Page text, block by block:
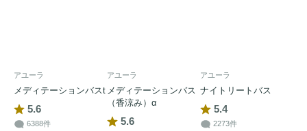
アユーラ
メディテーションバスt
5.6
6388件
アユーラ
メディテーションバス
（香涼み）α
5.6
アユーラ
ナイトリートバス
5.4
2273件